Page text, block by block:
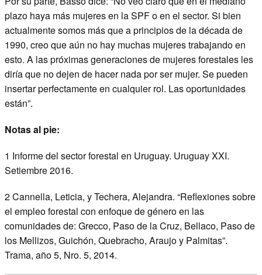
plazo haya más mujeres en la SPF o en el sector. Si bien
actualmente somos más que a principios de la década de
1990, creo que aún no hay muchas mujeres trabajando en
esto. A las próximas generaciones de mujeres forestales les
diría que no dejen de hacer nada por ser mujer. Se pueden
insertar perfectamente en cualquier rol. Las oportunidades
están”.
Notas al pie:
1 Informe del sector forestal en Uruguay. Uruguay XXI.
Setiembre 2016.
2 Cannella, Leticia, y Techera, Alejandra. “Reflexiones sobre
el empleo forestal con enfoque de género en las
comunidades de: Grecco, Paso de la Cruz, Bellaco, Paso de
los Mellizos, Guichón, Quebracho, Araujo y Palmitas”.
Trama, año 5, Nro. 5, 2014.